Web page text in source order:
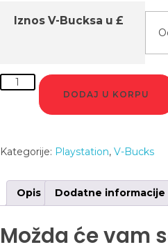
Iznos V-Bucksa u £
DODAJ U KORPU
Kategorije: Playstation, V-Bucks
Opis Dodatne informacije
Možda će vam